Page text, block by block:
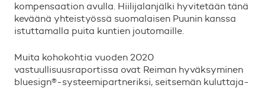
kompensaation avulla. Hiilijalanjälki hyvitetään tänä
keväänä yhteistyössä suomalaisen Puunin kanssa
istuttamalla puita kuntien joutomaille.
Muita kohokohtia vuoden 2020
vastuullisuusraportissa ovat Reiman hyväksyminen
bluesign®-systeemipartneriksi, seitsemän kuluttaja-